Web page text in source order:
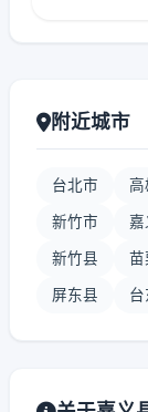
附近城市
台北市 高
新竹市 嘉
新竹县 苗
屏东县 台